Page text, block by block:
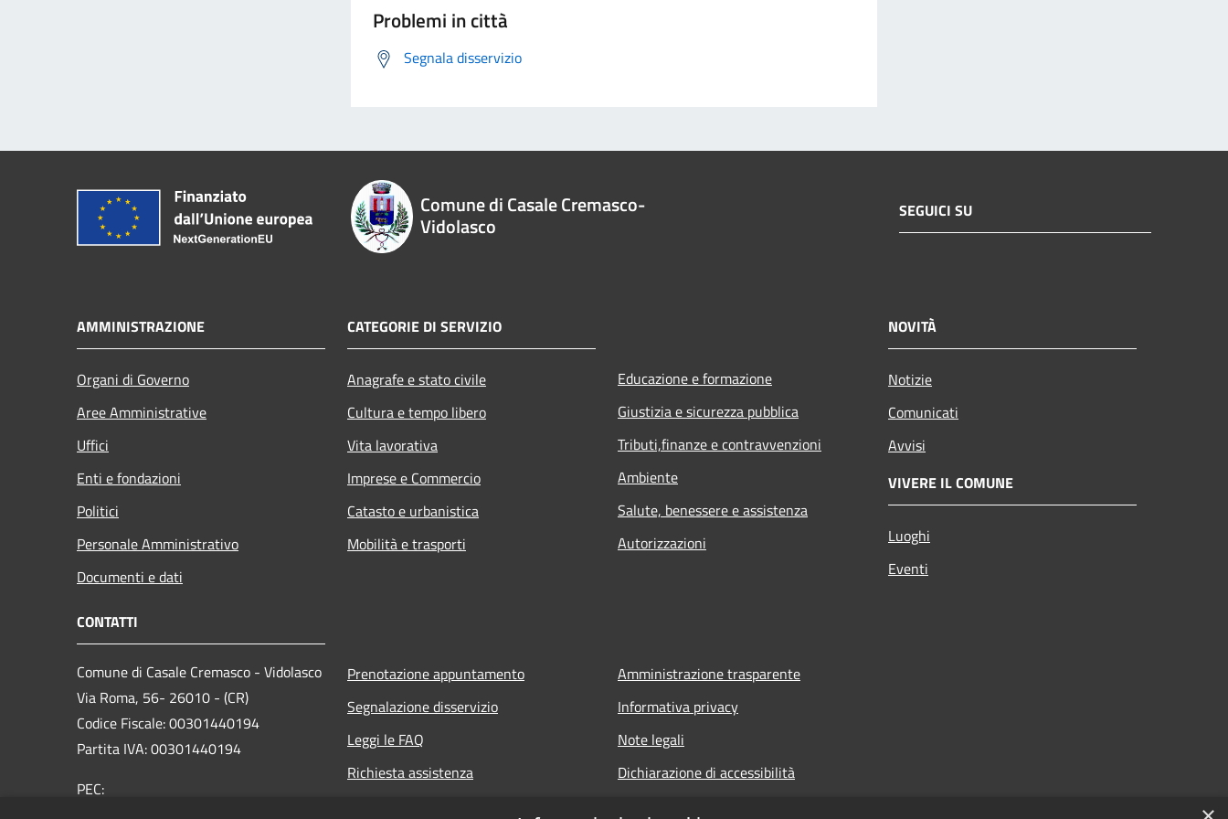
Problemi in città
Segnala disservizio
Comune di Casale Cremasco-
Vidolasco
SEGUICI SU
AMMINISTRAZIONE
Organi di Governo
Aree Amministrative
Uffici
Enti e fondazioni
Politici
Personale Amministrativo
Documenti e dati
CATEGORIE DI SERVIZIO
Anagrafe e stato civile
Cultura e tempo libero
Vita lavorativa
Imprese e Commercio
Catasto e urbanistica
Mobilità e trasporti
Educazione e formazione
Giustizia e sicurezza pubblica
Tributi,finanze e contravvenzioni
Ambiente
Salute, benessere e assistenza
Autorizzazioni
NOVITÀ
Notizie
Comunicati
Avvisi
VIVERE IL COMUNE
Luoghi
Eventi
CONTATTI
Comune di Casale Cremasco - Vidolasco
Via Roma, 56- 26010 - (CR)
Codice Fiscale: 00301440194
Partita IVA: 00301440194
PEC:
Prenotazione appuntamento
Segnalazione disservizio
Leggi le FAQ
Richiesta assistenza
Amministrazione trasparente
Informativa privacy
Note legali
Dichiarazione di accessibilità